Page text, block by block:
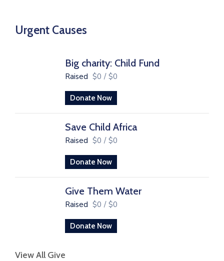
Urgent Causes
Big charity: Child Fund
Raised $0 / $0
Donate Now
Save Child Africa
Raised $0 / $0
Donate Now
Give Them Water
Raised $0 / $0
Donate Now
View All Give